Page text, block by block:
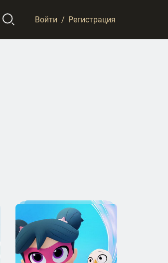
Войти / Регистрация